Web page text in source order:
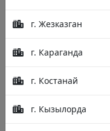
г. Жезказган
г. Караганда
г. Костанай
г. Кызылорда